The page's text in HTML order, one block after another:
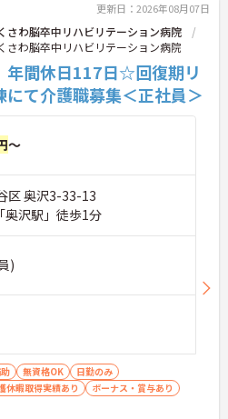
更新日：2026年08月07日
わ脳卒中リハビリテーション病院
わ脳卒中リハビリテーション病院
年間休日117日☆回復期リ
て介護職募集＜正社員＞
～
区 奥沢3-33-13
奥沢駅」徒歩1分
)
無資格OK
日勤のみ
休暇取得実績あり
ボーナス・賞与あり